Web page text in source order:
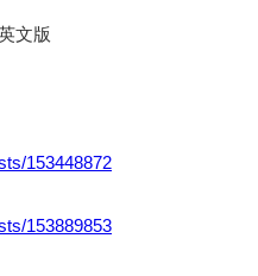
文版
153448872
153889853